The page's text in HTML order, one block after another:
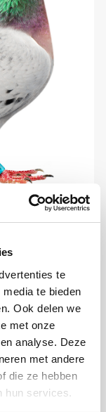
te
te bieden
Ook delen we
met onze
analyse. Deze
met andere
die ze hebben
hun services.